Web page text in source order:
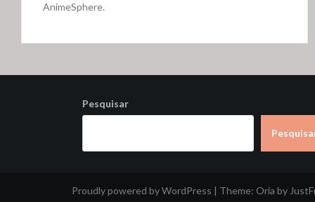
AnimeSphere.
Pesquisar
Proudly powered by WordPress | Theme: Oria by